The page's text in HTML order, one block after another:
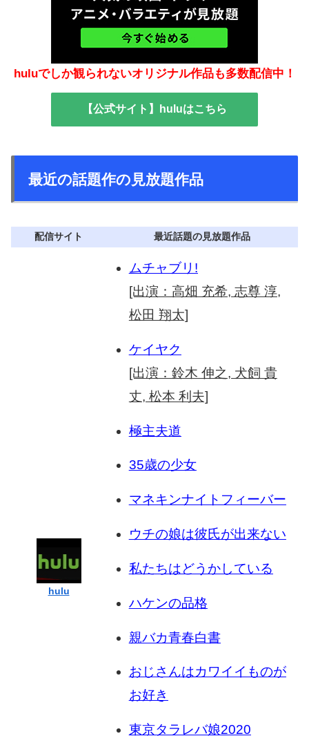
huluでしか観られないオリジナル作品も多数配信中！
【公式サイト】huluはこちら
最近の話題作の見放題作品
配信サイト 最近話題の見放題作品
hulu
ムチャブリ!
[出演：高畑 充希, 志尊 淳,
松田 翔太]
ケイヤク
[出演：鈴木 伸之, 犬飼 貴
丈, 松本 利夫]
極主夫道
35歳の少女
マネキンナイトフィーバー
ウチの娘は彼氏が出来ない
私たちはどうかしている
ハケンの品格
親バカ青春白書
おじさんはカワイイものが
お好き
東京タラレバ娘2020